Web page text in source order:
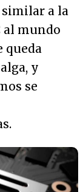
a la
al mundo
queda
y
se